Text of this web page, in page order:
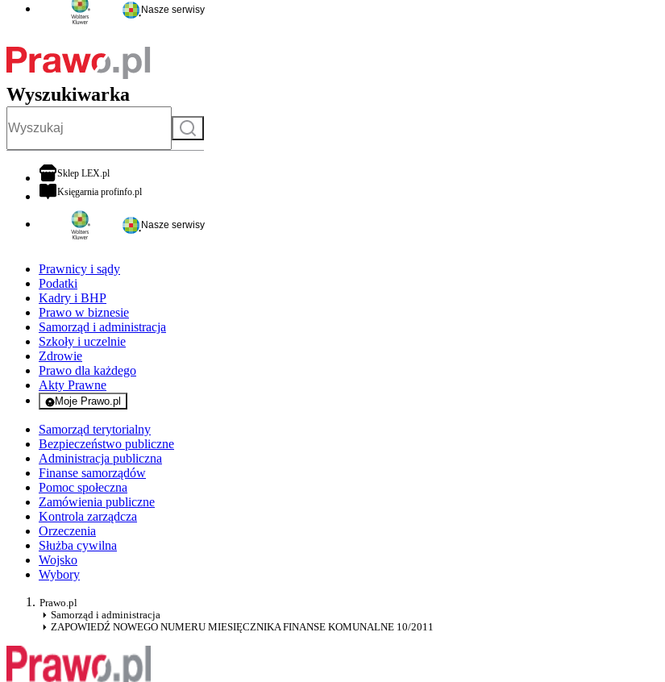
Nasze serwisy
Wyszukiwarka
Szukaj
Sklep LEX.plotwiera się w nowej karcie
Księgarnia profinfo.plotwiera się w nowej karcie
Nasze serwisy
Prawnicy i sądy
Podatki
Kadry i BHP
Prawo w biznesie
Samorząd i administracja
Szkoły i uczelnie
Zdrowie
Prawo dla każdego
Akty Prawne
Moje Prawo.pl
- rejestracja i logowanie do serwisu
Samorząd terytorialny
Bezpieczeństwo publiczne
Administracja publiczna
Finanse samorządów
Pomoc społeczna
Zamówienia publiczne
Kontrola zarządcza
Orzeczenia
Służba cywilna
Wojsko
Wybory
Prawo.pl
Samorząd i administracja
ZAPOWIEDŹ NOWEGO NUMERU MIESIĘCZNIKA FINANSE KOMUNALNE 10/2011